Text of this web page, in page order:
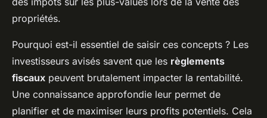
propriétés.
Pourquoi est-il essentiel de saisir ces concepts ? Les
investisseurs avisés savent que les règlements
fiscaux peuvent brutalement impacter la rentabilité.
Une connaissance approfondie leur permet de
planifier et de maximiser leurs profits potentiels. Cela